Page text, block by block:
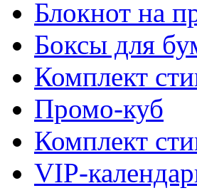
Блокнот на
Боксы для
Комплект
Промо-куб
Комплект
VIP-